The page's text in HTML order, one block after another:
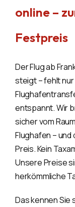
online –
Festpreis
Der Flug ab
steigt – fehlt
entspannt. Wir
sicher vom
Flughafen –
Preis. Kein
Unsere Preise
herkömmliche
Das kennen Sie